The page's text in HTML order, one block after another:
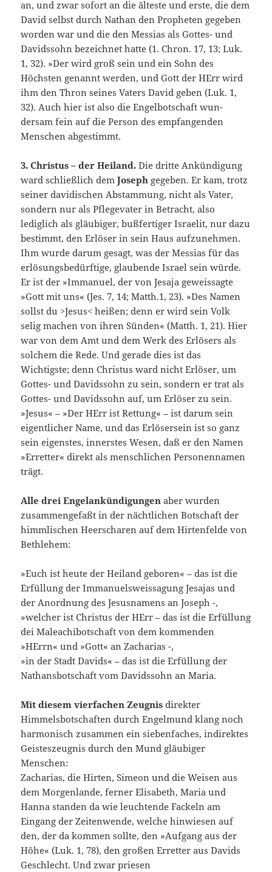
an, und zwar sofort an die älteste und erste, die dem
David selbst durch Nathan den Propheten gegeben
wor­den war und die den Messias als Gottes- und
Davidssohn bezeichnet hatte (1. Chron. 17, 13; Luk.
1, 32). »Der wird groß sein und ein Sohn des
Höchsten genannt werden, und Gott der HErr wird
ihm den Thron seines Vaters David geben (Luk. 1,
32). Auch hier ist also die Engelbotschaft wun­
dersam fein auf die Person des empfangenden
Menschen ab­gestimmt.
3. Christus – der Heiland.Die dritte Ankündigung
ward schließlich demJoseph gegeben. Er kam, trotz
seiner davidi­schen Abstammung, nicht als Vater,
sondern nur als Pflege­vater in Betracht, also
lediglich als gläubiger, bußfertiger Israelit, nur dazu
bestimmt, den Erlöser in sein Haus aufzu­nehmen.
Ihm wurde darum gesagt, was der Messias für das
erlösungsbedürftige, glaubende Israel sein würde.
Er ist der »Immanuel, der von Jesaja geweissagte
»Gott mit uns« (Jes. 7, 14; Matth.1, 23). »Des Namen
sollst du >Jesus< heißen; denn er wird sein Volk
selig machen von ihren Sün­den« (Matth. 1, 21). Hier
war von dem Amt und dem Werk des Erlösers als
solchem die Rede. Und gerade dies ist das
Wichtigste; denn Christus ward nicht Erlöser, um
Gottes- und Davidssohn zu sein, sondern er trat als
Gottes- und Davids­sohn auf, um Erlöser zu sein.
»Jesus« – »Der HErr ist Ret­tung« – ist darum sein
eigentlicher Name, und das Erlösersein ist so ganz
sein eigenstes, innerstes Wesen, daß er den Namen
»Erretter« direkt als menschlichen Personennamen
trägt.
Alle drei Engelankündigungen aber wurden
zusammenge­faßt in der nächtlichen Botschaft der
himmlischen Heerscharen auf dem Hirtenfelde von
Bethlehem:
»Euch ist heute der Heiland geboren« – das ist die
Er­füllung der Immanuelsweissagung Jesajas und
der Anord­nung des Jesusnamens an Joseph -,
»welcher ist Christus der HErr – das ist die Erfüllung
dei Maleachibotschaft von dem kommenden
»HErrn« und »Gott« an Zacharias -,
»in der Stadt Davids« – das ist die Erfüllung der
Nathans­botschaft vom Davidssohn an Maria.
Mit diesem vierfachen Zeugnis direkter
Himmelsbotschaften durch Engelmund klang noch
harmonisch zusammen ein sie­benfaches, indirektes
Geisteszeugnis durch den Mund gläu­biger
Menschen:
Zacharias, die Hirten, Simeon und die Wei­sen aus
dem Morgenlande, ferner Elisabeth, Maria und
Hanna standen da wie leuchtende Fackeln am
Eingang der Zeiten­wende, welche hinwiesen auf
den, der da kommen sollte, den »Aufgang aus der
Höhe« (Luk. 1, 78), den großen Erretter aus Davids
Geschlecht. Und zwar priesen